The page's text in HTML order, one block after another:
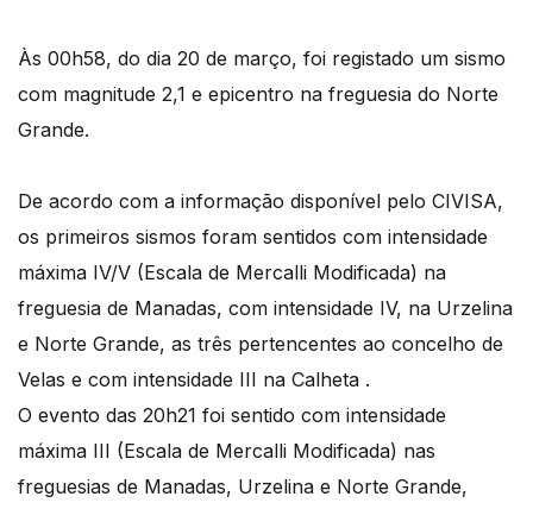
Às 00h58, do dia 20 de março, foi registado um sismo
com magnitude 2,1 e epicentro na freguesia do Norte
Grande.
De acordo com a informação disponível pelo CIVISA,
os primeiros sismos foram sentidos com intensidade
máxima IV/V (Escala de Mercalli Modificada) na
freguesia de Manadas, com intensidade IV, na Urzelina
e Norte Grande, as três pertencentes ao concelho de
Velas e com intensidade III na Calheta .
O evento das 20h21 foi sentido com intensidade
máxima III (Escala de Mercalli Modificada) nas
freguesias de Manadas, Urzelina e Norte Grande,